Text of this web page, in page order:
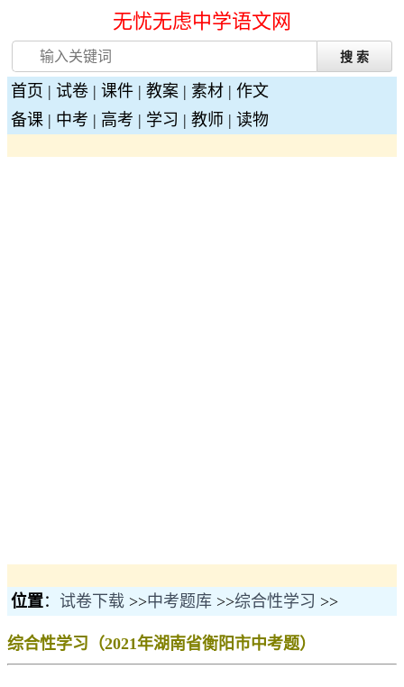
无忧无虑中学语文网
首页 | 试卷 | 课件 | 教案 | 素材 | 作文
备课 | 中考 | 高考 | 学习 | 教师 | 读物
位置： 试卷下载 >>中考题库 >>综合性学习 >>
综合性学习（2021年湖南省衡阳市中考题）